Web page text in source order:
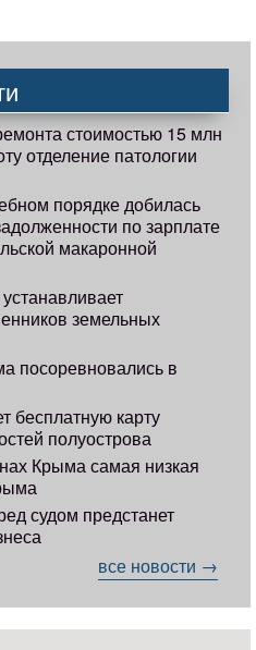
стоимостью 15 млн
отделение патологии
порядке добилась
по зарплате
макаронной
земельных
посоревновались в
бесплатную карту
полуострова
Крыма самая низкая
судом предстанет
все новости →